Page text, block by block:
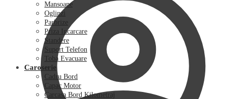
Mansoane
Oglinzi
Parbrize
Priza Incarcare
Standere
Suport Telefon
Toba Evacuare
Caroserie
Cadru Bord
Capac Motor
Carcasa Bord Kilometraj